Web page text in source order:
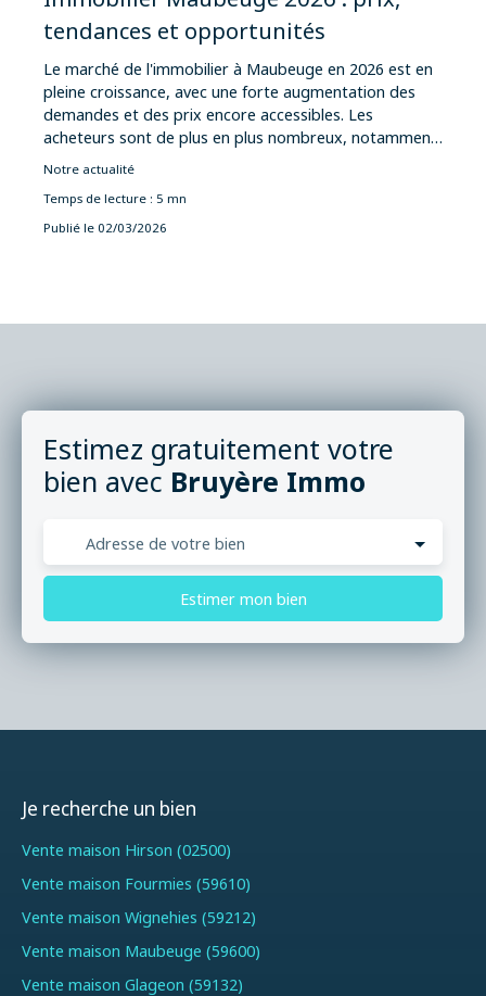
tendances et opportunités
Le marché de l'immobilier à Maubeuge en 2026 est en
pleine croissance, avec une forte augmentation des
demandes et des prix encore accessibles. Les
acheteurs sont de plus en plus nombreux, notamment
sur les maisons avec extérieur. Les vendeurs
bien estimer leur bien. Les perspectives restent
positives, et l’accompagnement d’une agence comme
Notre actualité
Temps de lecture : 5 mn
Publié le 02/03/2026
Estimez gratuitement votre
bien avec Bruyère Immo
Adresse de votre bien
Estimer mon bien
Je recherche un bien
Vente maison Hirson (02500)
Vente maison Fourmies (59610)
Vente maison Wignehies (59212)
Vente maison Maubeuge (59600)
Vente maison Glageon (59132)